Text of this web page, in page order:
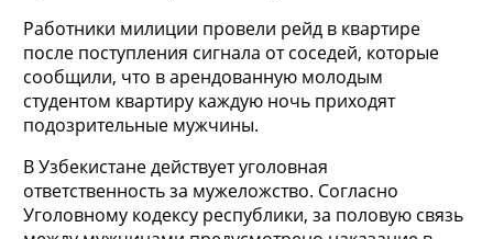
Работники милиции провели рейд в квартире
после поступления сигнала от соседей, которые
сообщили, что в арендованную молодым
студентом квартиру каждую ночь приходят
подозрительные мужчины.
В Узбекистане действует уголовная
ответственность за мужеложство. Согласно
Уголовному кодексу республики, за половую связь